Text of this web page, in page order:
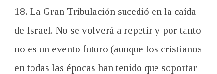
18. La Gran Tribulación sucedió en la caída
de Israel. No se volverá a repetir y por tanto
no es un evento futuro (aunque los cristianos
en todas las épocas han tenido que soportar